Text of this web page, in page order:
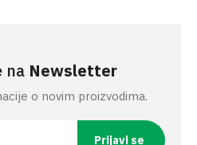
na Newsletter
o novim proizvodima.